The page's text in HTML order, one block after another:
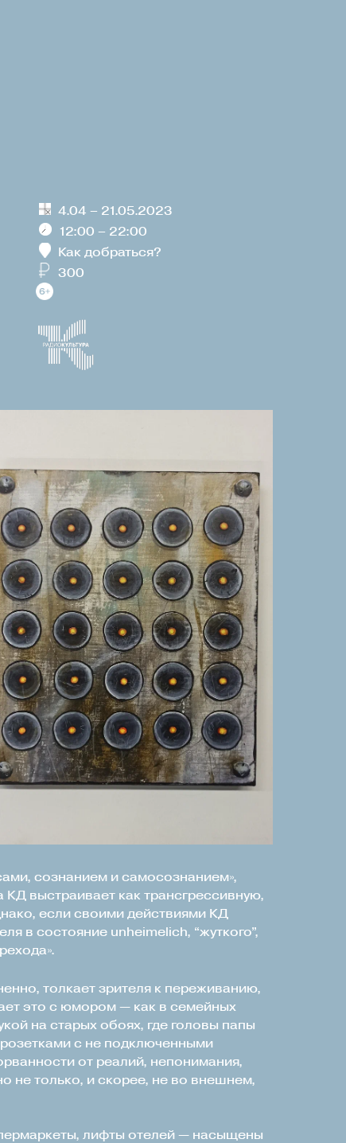
4.04 – 21.05.2023
12:00 – 22:00
Как добраться?
300
сознанием и самосознанием»,
выстраивает как трансгрессивную,
если своими действиями КД
в состояние unheimelich, “жуткого”,
толкает зрителя к переживанию,
это с юмором — как в семейных
на старых обоях, где головы папы
с не подключенными
от реалий, непонимания,
не только, и скорее, не во внешнем,
лифты отелей — насыщены